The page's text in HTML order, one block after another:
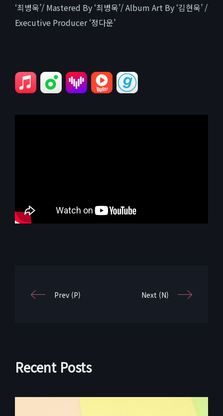
‘최병욱’/ Mastered By ‘최병욱’/ Album Art By ‘김현욱’ /
Executive Producer ‘정다운’
Prev (P) Next (N)
Recent Posts